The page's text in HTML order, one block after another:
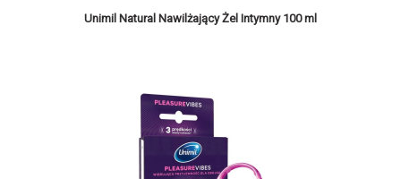
Unimil Natural Nawilżający Żel Intymny 100 ml